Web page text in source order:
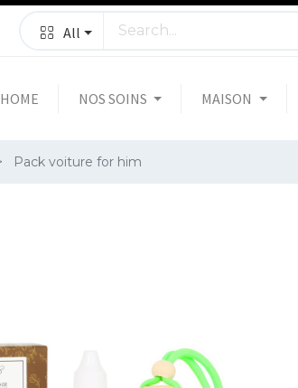
All
HOME NOS SOINS MAISON
Pack voiture for him